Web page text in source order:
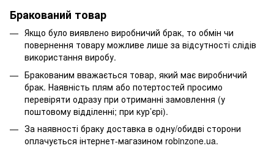
Бракований товар
Якщо було виявлено виробничий брак, то обмін чи
повернення товару можливе лише за відсутності слідів
використання виробу.
Бракованим вважається товар, який має виробничий
брак. Наявність плям або потертостей просимо
перевіряти одразу при отриманні замовлення (у
поштовому відділенні; при кур’єрі).
За наявності браку доставка в одну/обидві сторони
оплачується інтернет-магазином robinzone.ua.